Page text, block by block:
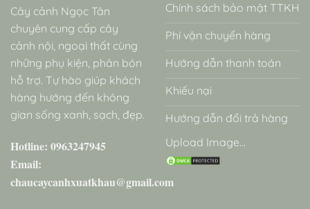
Cây cảnh Ngọc Tân
chuyên cung cấp cây
cảnh nội, ngoại thất cùng
những phụ kiện, phân bón
hỗ trợ. Tự hào giúp khách
hàng hướng đến không
gian sống xanh, sạch, đẹp.
Hotline: 0963247945
Email:
chaucaycanhxuatkhau@gmail.com
Chính sách bảo mật TTKH
Phí vận chuyển hàng
Hướng dẫn thanh toán
Khiếu nại
Hướng dẫn đổi trả hàng
Upload Image...